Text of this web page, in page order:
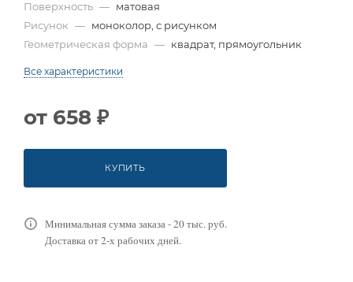
Поверхность — матовая
Рисунок — моноколор, с рисунком
Геометрическая форма — квадрат, прямоугольник
Все характеристики
от 658 ₽
КУПИТЬ
Минимальная сумма заказа - 20 тыс. руб.
Доставка от 2-х рабочих дней.